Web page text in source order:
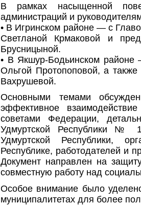
В рамках насыщенной
администраций и
• В Игринском районе — с
Светланой Крмаковой и
Брусницыной.
• В Якшур-Бодьинском
Ольгой Протопоповой, а
Вахрушевой.
Основными темами
эффективное
советами Федерации,
Удмуртской Республики №
Удмуртской Республики,
Республике, работодателей и
Документ направлен на
совместную работу над
Особое внимание было
муниципалитетах для более